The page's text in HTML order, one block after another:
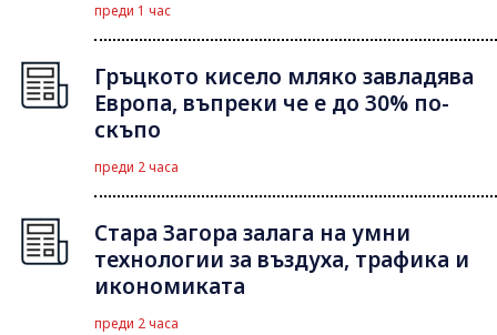
преди 1 час
Гръцкото кисело мляко завладява
Европа, въпреки че е до 30% по-
скъпо
преди 2 часа
Стара Загора залага на умни
технологии за въздуха, трафика и
икономиката
преди 2 часа